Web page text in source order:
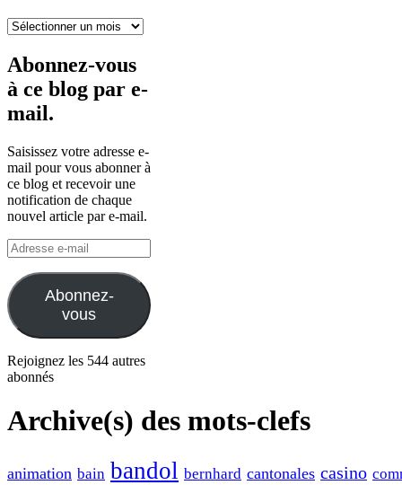
Archives
Abonnez-vous
à ce blog par e-
mail.
Saisissez votre adresse e-
mail pour vous abonner à
ce blog et recevoir une
notification de chaque
nouvel article par e-mail.
Adresse
e-
mail
Abonnez-
vous
Rejoignez les 544 autres
abonnés
Archive(s) des mots-clefs
animation bain bandol bernhard cantonales casino